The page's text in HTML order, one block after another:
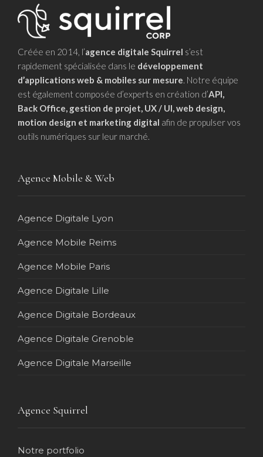
Créée en 2014, l’agence digitale Squirrel s’est
rapidement spécialisée dans le développement
d’applications web & mobiles sur mesure. Notre équipe
est également composée d’experts en création d’API,
Back Office, gestion de projet, UX / UI, web design,
motion design et marketing digital afin de propulser vos
outils numériques sur leur marché.
Agence Mobile & Web
Agence Digitale Lyon
Agence Mobile Reims
Agence Mobile Paris
Agence Digitale Lille
Agence Digitale Bordeaux
Agence Digitale Grenoble
Agence Digitale Marseille
Agence Squirrel
Notre portfolio